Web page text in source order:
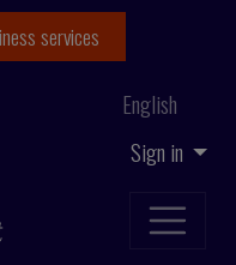
Sign in
English
services